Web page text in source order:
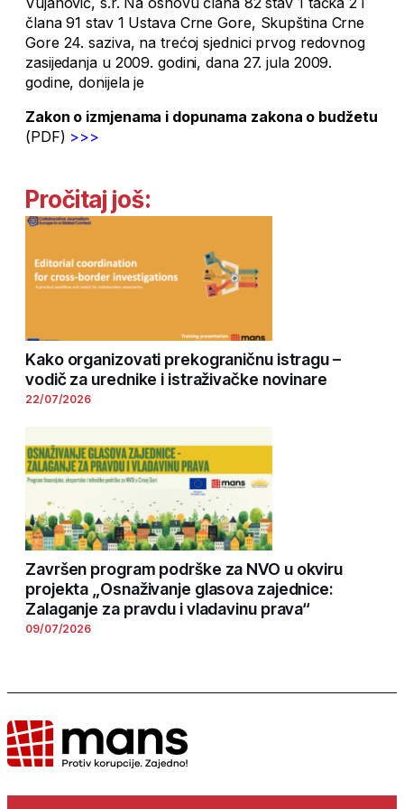
člana 91 stav 1 Ustava Crne Gore, Skupština Crne
Gore 24. saziva, na trećoj sjednici prvog redovnog
zasijedanja u 2009. godini, dana 27. jula 2009.
godine, donijela je
Zakon o izmjenama i dopunama zakona o budžetu
(PDF) >>>
Pročitaj još:
Kako organizovati prekograničnu istragu –
vodič za urednike i istraživačke novinare
22/07/2026
Završen program podrške za NVO u okviru
projekta „Osnaživanje glasova zajednice:
Zalaganje za pravdu i vladavinu prava“
09/07/2026